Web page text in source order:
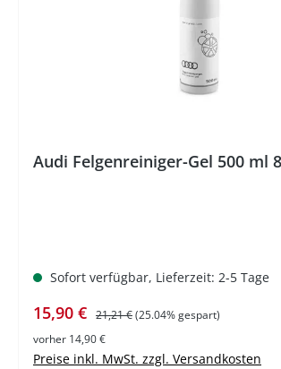
Audi Felgenreiniger-Gel 500 ml
Sofort verfügbar, Lieferzeit: 2-5 Tage
Verkaufspreis:
15,90 € Regulärer Preis:
21,21 €(25.04% gespart)
vorher 14,90 €
Preise inkl. MwSt. zzgl. Versandkosten